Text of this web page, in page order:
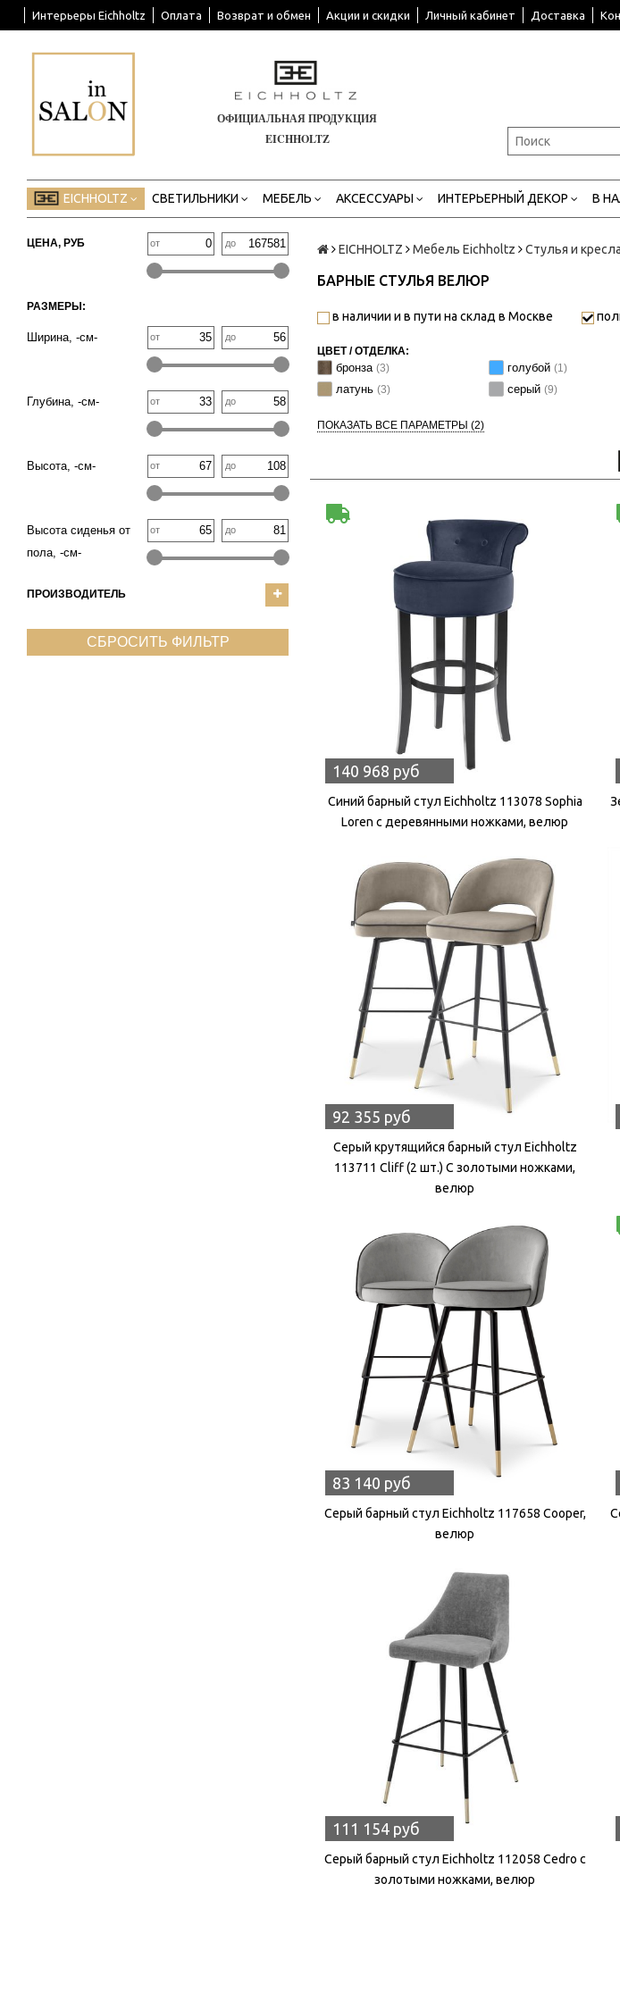
Интерьеры Eichholtz Оплата Возврат и обмен Акции и скидки Личный кабинет Доставка
ОФИЦИАЛЬНАЯ ПРОДУКЦИЯ
EICHHOLTZ
EICHHOLTZ СВЕТИЛЬНИКИ МЕБЕЛЬ АКСЕССУАРЫ ИНТЕРЬЕРНЫЙ ДЕКОР В
ЦЕНА, РУБ от до
РАЗМЕРЫ:
Ширина, -см- от до
Глубина, -см- от до
Высота, -см- от до
Высота сиденья от
пола, -см-
от до
ПРОИЗВОДИТЕЛЬ
СБРОСИТЬ ФИЛЬТР
EICHHOLTZ Мебель Eichholtz Стулья и кресла
БАРНЫЕ СТУЛЬЯ ВЕЛЮР
в наличии и в пути на склад в Москве
ЦВЕТ / ОТДЕЛКА:
бронза (3) голубой (1)
латунь (3) серый (9)
ПОКАЗАТЬ ВСЕ ПАРАМЕТРЫ (2)
140 968 руб
Синий барный стул Eichholtz 113078 Sophia
Loren с деревянными ножками, велюр
92 355 руб
Серый крутящийся барный стул Eichholtz
113711 Cliff (2 шт.) С золотыми ножками,
велюр
83 140 руб
Серый барный стул Eichholtz 117658 Cooper,
велюр
111 154 руб
Серый барный стул Eichholtz 112058 Cedro с
золотыми ножками, велюр